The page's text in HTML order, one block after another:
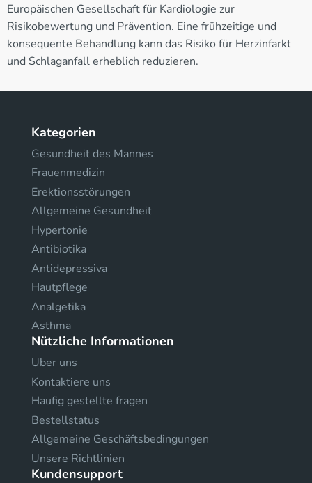
Europäischen Gesellschaft für Kardiologie zur
Risikobewertung und Prävention. Eine frühzeitige und
konsequente Behandlung kann das Risiko für Herzinfarkt
und Schlaganfall erheblich reduzieren.
Kategorien
Gesundheit des Mannes
Frauenmedizin
Erektionsstörungen
Allgemeine Gesundheit
Hypertonie
Antibiotika
Antidepressiva
Hautpflege
Analgetika
Asthma
Nützliche Informationen
Uber uns
Kontaktiere uns
Haufig gestellte fragen
Bestellstatus
Allgemeine Geschäftsbedingungen
Unsere Richtlinien
Kundensupport